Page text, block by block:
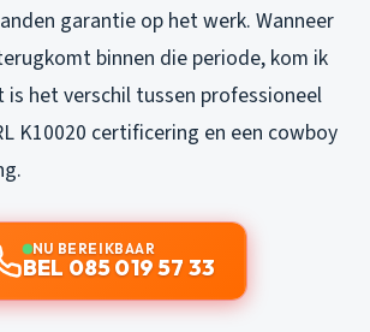
garantie op het werk. Wanneer
binnen die periode, kom ik
het verschil tussen professioneel
K10020 certificering en een cowboy
NU BEREIKBAAR
BEL 085 019 57 33